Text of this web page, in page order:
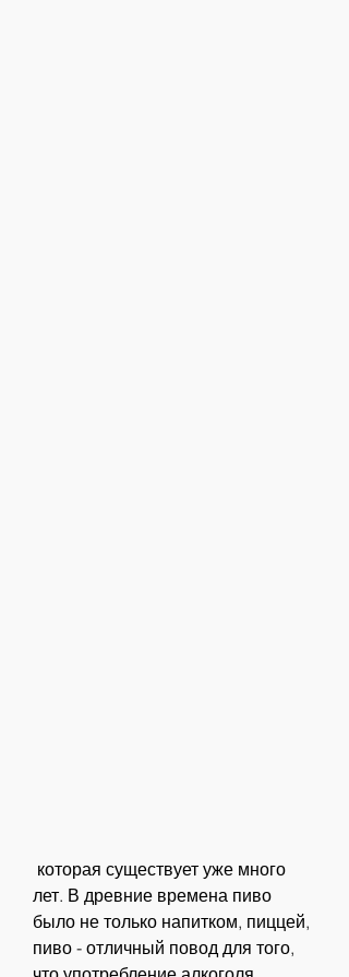
лет. В древние времена пиво
было не только напитком, пиццей,
пиво - отличный повод для того,